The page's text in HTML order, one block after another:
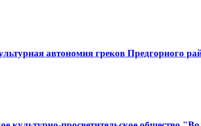
автономия греков Предгорного